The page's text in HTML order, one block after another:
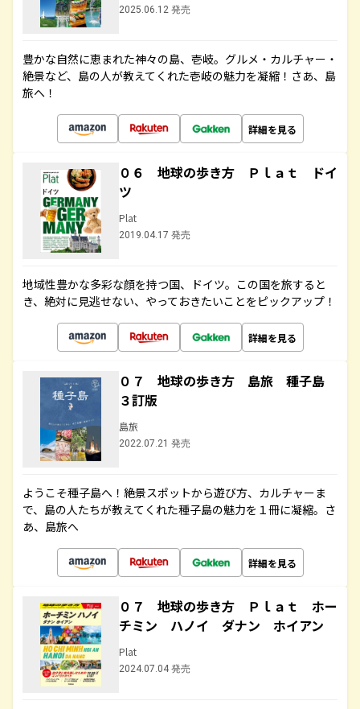
2025.06.12 発売
豊かな自然に恵まれた神々の島、壱岐。グルメ・カルチャー・
絶景など、島の人が教えてくれた壱岐の魅力を凝縮！さあ、島
旅へ！
詳細を見る
０６ 地球の歩き方 Ｐｌａｔ ドイ
ツ
Plat
2019.04.17 発売
地域性豊かな多彩な顔を持つ国、ドイツ。この国を旅すると
き、絶対に見逃せない、やっておきたいことをピックアップ！
詳細を見る
０７ 地球の歩き方 島旅 種子島
３訂版
島旅
2022.07.21 発売
ようこそ種子島へ！絶景スポットから遊び方、カルチャーま
で、島の人たちが教えてくれた種子島の魅力を１冊に凝縮。さ
あ、島旅へ
詳細を見る
０７ 地球の歩き方 Ｐｌａｔ ホー
チミン ハノイ ダナン ホイアン
Plat
2024.07.04 発売